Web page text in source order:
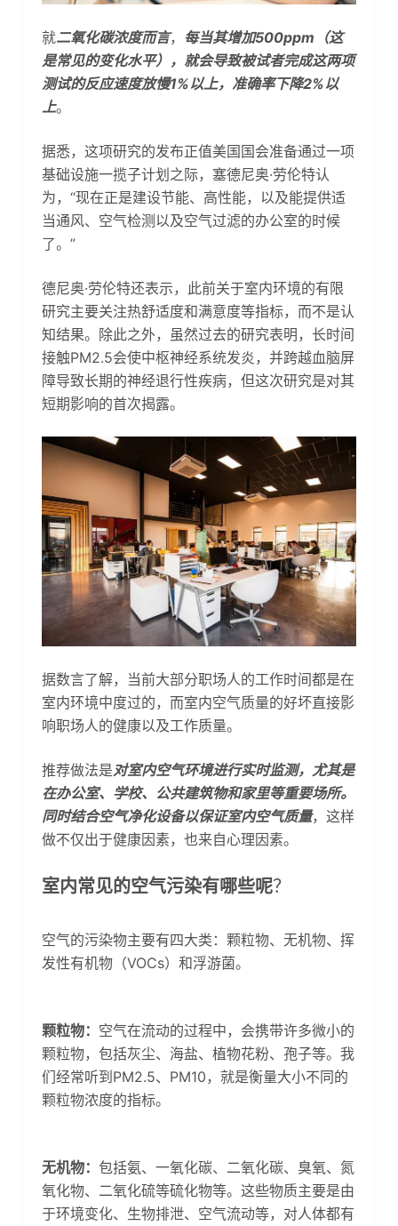
就二氧化碳浓度而言， 每当其增加500ppm（这
是常见的变化水平），就会导致被试者完成这两项
测试的反应速度放慢1%以上，准确率下降2%以
上。
据悉，这项研究的发布正值美国国会准备通过一项
基础设施一揽子计划之际，塞德尼奥·劳伦特认
为，“现在正是建设节能、高性能，以及能提供适
当通风、空气检测以及空气过滤的办公室的时候
了。”
德尼奥·劳伦特还表示，此前关于室内环境的有限
研究主要关注热舒适度和满意度等指标，而不是认
知结果。除此之外，虽然过去的研究表明，长时间
接触PM2.5会使中枢神经系统发炎，并跨越血脑屏
障导致长期的神经退行性疾病，但这次研究是对其
短期影响的首次揭露。
据数言了解，当前大部分职场人的工作时间都是在
室内环境中度过的，而室内空气质量的好坏直接影
响职场人的健康以及工作质量。
推荐做法是对室内空气环境进行实时监测，尤其是
在办公室、学校、公共建筑物和家里等重要场所。
同时结合空气净化设备以保证室内空气质量，这样
做不仅出于健康因素，也来自心理因素。
室内常见的空气污染有哪些呢？
空气的污染物主要有四大类：颗粒物、无机物、挥
发性有机物（VOCs）和浮游菌。
颗粒物： 空气在流动的过程中，会携带许多微小的
颗粒物，包括灰尘、海盐、植物花粉、孢子等。我
们经常听到PM2.5、PM10，就是衡量大小不同的
颗粒物浓度的指标。
无机物： 包括氨、一氧化碳、二氧化碳、臭氧、氮
氧化物、二氧化硫等硫化物等。这些物质主要是由
于环境变化、生物排泄、空气流动等，对人体都有